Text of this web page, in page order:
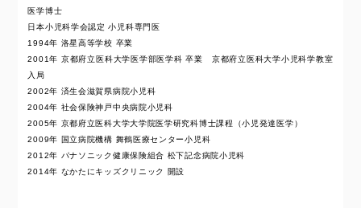
医学博士
日本小児科学会認定 小児科専門医
1994年 洛星高等学校 卒業
2001年 京都府立医科大学医学部医学科 卒業 京都府立医科大学小児科学教室
入局
2002年 済生会滋賀県病院小児科
2004年 社会保険神戸中央病院小児科
2005年 京都府立医科大学大学院医学研究科博士課程（小児発達医学）
2009年 国立病院機構 舞鶴医療センター小児科
2012年 パナソニック健康保険組合 松下記念病院小児科
2014年 なかたにキッズクリニック 開設